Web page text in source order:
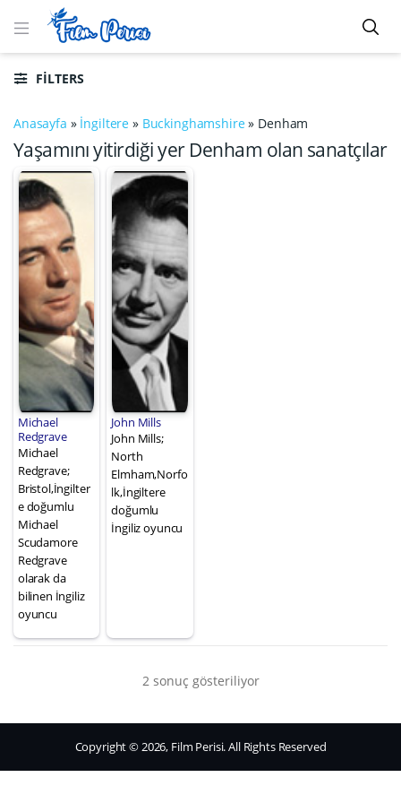
FILTERS
Anasayfa » İngiltere » Buckinghamshire» Denham
Yaşamını yitirdiği yer Denham olan sanatçılar
Michael
Redgrave
Michael
Redgrave;
Bristol,İngilter
e doğumlu
Michael
Scudamore
Redgrave
olarak da
bilinen İngiliz
oyuncu
John Mills
John Mills;
North
Elmham,Norfo
lk,İngiltere
doğumlu
İngiliz oyuncu
2 sonuç gösteriliyor
Copyright © 2026, Film Perisi. All Rights Reserved